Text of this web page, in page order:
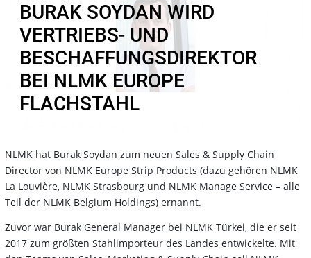
BURAK SOYDAN WIRD
VERTRIEBS- UND
BESCHAFFUNGSDIREKTOR
BEI NLMK EUROPE
FLACHSTAHL
NLMK hat Burak Soydan zum neuen Sales & Supply Chain
Director von NLMK Europe Strip Products (dazu gehören NLMK
La Louvière, NLMK Strasbourg und NLMK Manage Service – alle
Teil der NLMK Belgium Holdings) ernannt.
Zuvor war Burak General Manager bei NLMK Türkei, die er seit
2017 zum größten Stahlimporteur des Landes entwickelte. Mit